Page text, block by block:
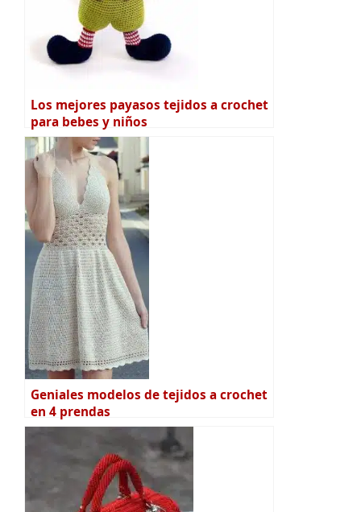
Los mejores payasos tejidos a crochet
para bebes y niños
Geniales modelos de tejidos a crochet
en 4 prendas